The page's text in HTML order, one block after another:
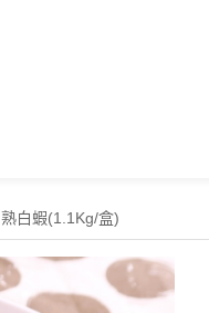
熟白蝦(1.1Kg/盒)